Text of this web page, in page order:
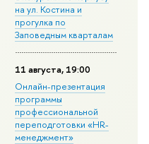
на ул. Костина и
прогулка по
Заповедным кварталам
11 августа, 19:00
Онлайн-презентация
программы
профессиональной
переподготовки «HR-
менеджмент»